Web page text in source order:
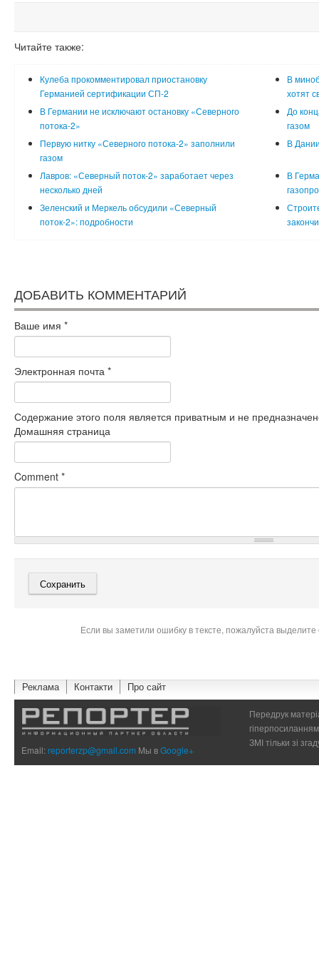
Читайте также:
Кулеба прокомментировал приостановку
Германией сертификации СП-2
В
хотят
В Германии не исключают остановку «Северного
потока-2»
До
газом
Первую нитку «Северного потока-2» заполнили
газом
В
Лавров: «Северный поток-2» заработает через
несколько дней
В
Зеленский и Меркель обсудили «Северный
поток-2»: подробности
ДОБАВИТЬ КОММЕНТАРИЙ
Ваше имя *
Электронная почта *
Содержание этого поля является приватным и не
Домашняя страница
Comment *
Если вы заметили ошибку в тексте, пожалуйста
Реклама Контакти Про сайт
Email:reporterzp@gmail.com Мы вGoogle+
Передрук
ЗМІ тільки зі